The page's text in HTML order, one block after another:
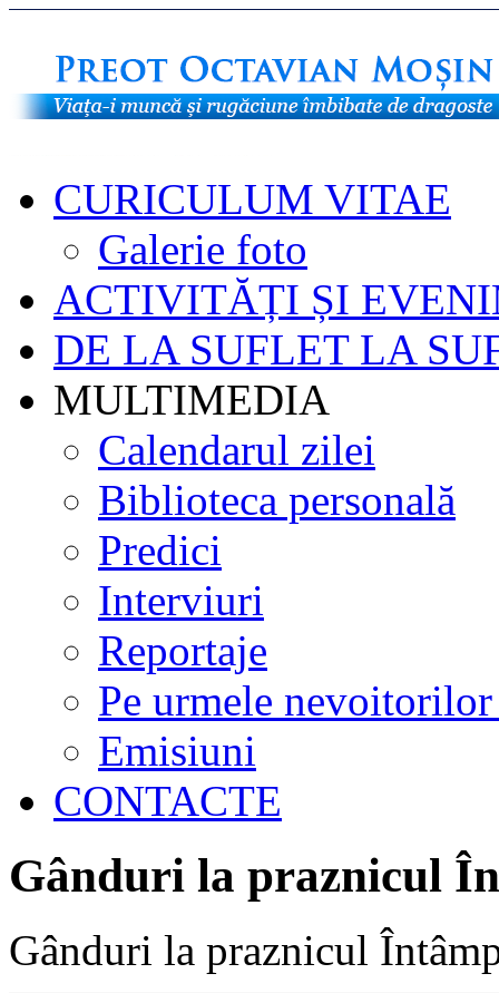
CURICULUM VITAE
Galerie foto
ACTIVITĂȚI ȘI
DE LA SUFLET LA
MULTIMEDIA
Calendarul zilei
Biblioteca personală
Predici
Interviuri
Reportaje
Pe urmele nevoitorilor
Emisiuni
CONTACTE
Gânduri la praznicul
Gânduri la praznicul